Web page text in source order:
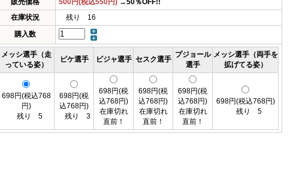
販売価格
500円(税込550円) →50％OFF!!
在庫状況
残り 16
購入数
メッシ選手（走
っている姿）
ピケ選手 ビジャ選手 セスク選手
プジョール
選手
メッシ選手（両手を
拡げてる姿）
698円(税込768
円)
残り 5
698円(税
込768円)
残り 3
698円(税
込768円)
在庫切れ
直前！
698円(税
込768円)
在庫切れ
直前！
698円(税
込768円)
在庫切れ
直前！
698円(税込768円)
残り 5